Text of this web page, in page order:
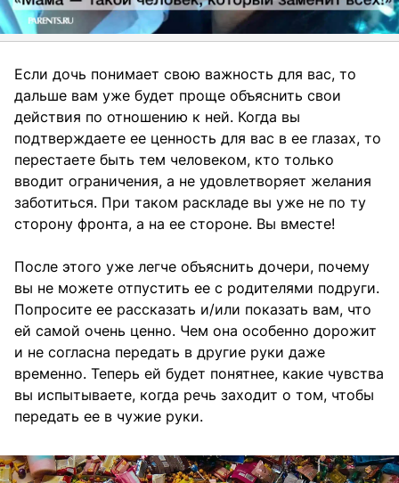
Если дочь понимает свою важность для вас, то
дальше вам уже будет проще объяснить свои
действия по отношению к ней. Когда вы
подтверждаете ее ценность для вас в ее глазах, то
перестаете быть тем человеком, кто только
вводит ограничения, а не удовлетворяет желания
заботиться. При таком раскладе вы уже не по ту
сторону фронта, а на ее стороне. Вы вместе!
После этого уже легче объяснить дочери, почему
вы не можете отпустить ее с родителями подруги.
Попросите ее рассказать и/или показать вам, что
ей самой очень ценно. Чем она особенно дорожит
и не согласна передать в другие руки даже
временно. Теперь ей будет понятнее, какие чувства
вы испытываете, когда речь заходит о том, чтобы
передать ее в чужие руки.